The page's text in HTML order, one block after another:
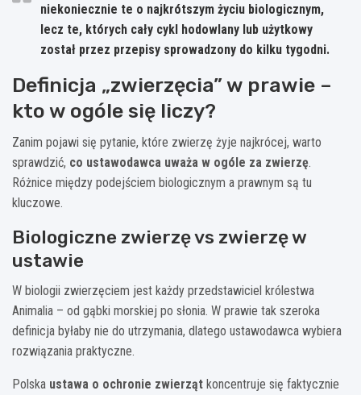
niekoniecznie te o najkrótszym życiu biologicznym,
lecz te, których cały cykl hodowlany lub użytkowy
został przez przepisy sprowadzony do kilku tygodni.
Definicja „zwierzęcia” w prawie –
kto w ogóle się liczy?
Zanim pojawi się pytanie, które zwierzę żyje najkrócej, warto
sprawdzić, co ustawodawca uważa w ogóle za zwierzę.
Różnice między podejściem biologicznym a prawnym są tu
kluczowe.
Biologiczne zwierzę vs zwierzę w
ustawie
W biologii zwierzęciem jest każdy przedstawiciel królestwa
Animalia – od gąbki morskiej po słonia. W prawie tak szeroka
definicja byłaby nie do utrzymania, dlatego ustawodawca wybiera
rozwiązania praktyczne.
Polska ustawa o ochronie zwierząt koncentruje się faktycznie